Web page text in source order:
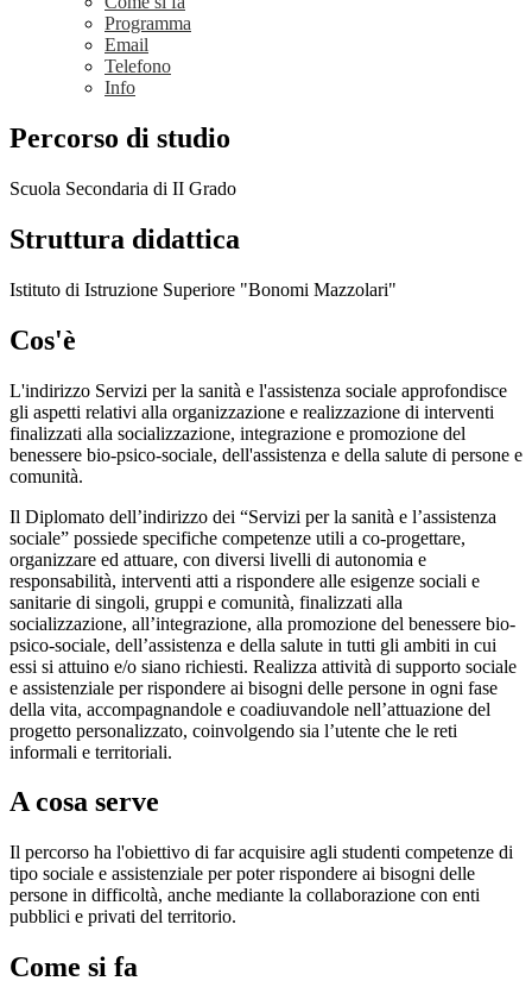
Programma
Email
Telefono
Info
Percorso di studio
Scuola Secondaria di II Grado
Struttura didattica
Istituto di Istruzione Superiore "Bonomi Mazzolari"
Cos'è
L'indirizzo Servizi per la sanità e l'assistenza sociale approfondisce
gli aspetti relativi alla organizzazione e realizzazione di interventi
finalizzati alla socializzazione, integrazione e promozione del
benessere bio-psico-sociale, dell'assistenza e della salute di persone e
comunità.
Il Diplomato dell’indirizzo dei “Servizi per la sanità e l’assistenza
sociale” possiede specifiche competenze utili a co-progettare,
organizzare ed attuare, con diversi livelli di autonomia e
responsabilità, interventi atti a rispondere alle esigenze sociali e
sanitarie di singoli, gruppi e comunità, finalizzati alla
socializzazione, all’integrazione, alla promozione del benessere bio-
psico-sociale, dell’assistenza e della salute in tutti gli ambiti in cui
essi si attuino e/o siano richiesti. Realizza attività di supporto sociale
e assistenziale per rispondere ai bisogni delle persone in ogni fase
della vita, accompagnandole e coadiuvandole nell’attuazione del
progetto personalizzato, coinvolgendo sia l’utente che le reti
informali e territoriali.
A cosa serve
Il percorso ha l'obiettivo di far acquisire agli studenti competenze di
tipo sociale e assistenziale per poter rispondere ai bisogni delle
persone in difficoltà, anche mediante la collaborazione con enti
pubblici e privati del territorio.
Come si fa